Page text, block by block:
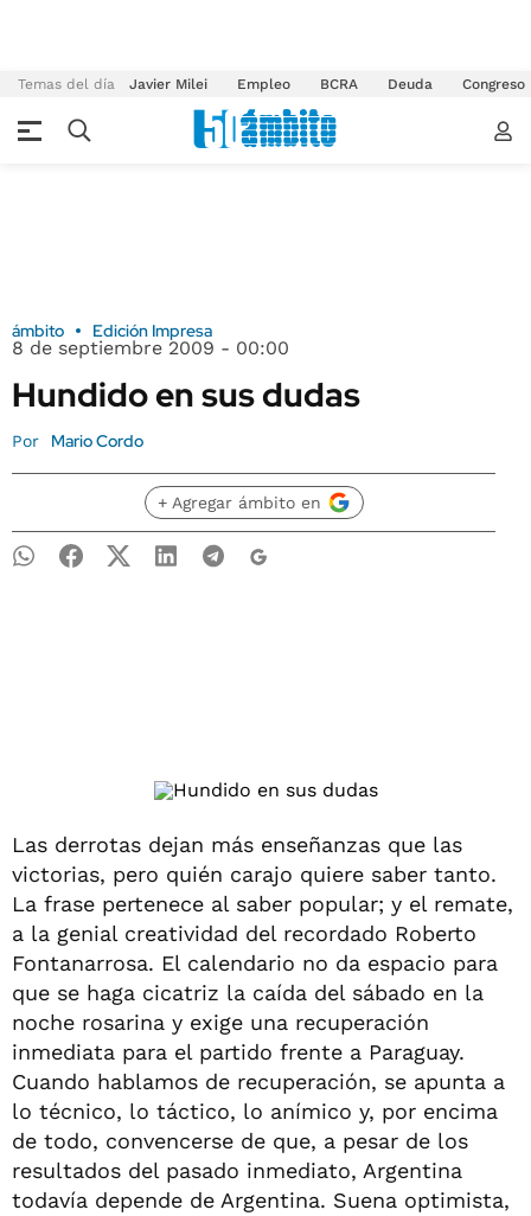
Temas del día Javier Milei Empleo BCRA Deuda Congreso
ámbito Edición Impresa
8 de septiembre 2009 - 00:00
Hundido en sus dudas
Por Mario Cordo
+ Agregar ámbito en
Las derrotas dejan más enseñanzas que las
victorias, pero quién carajo quiere saber tanto.
La frase pertenece al saber popular; y el remate,
a la genial creatividad del recordado Roberto
Fontanarrosa. El calendario no da espacio para
que se haga cicatriz la caída del sábado en la
noche rosarina y exige una recuperación
inmediata para el partido frente a Paraguay.
Cuando hablamos de recuperación, se apunta a
lo técnico, lo táctico, lo anímico y, por encima
de todo, convencerse de que, a pesar de los
resultados del pasado inmediato, Argentina
todavía depende de Argentina. Suena optimista,